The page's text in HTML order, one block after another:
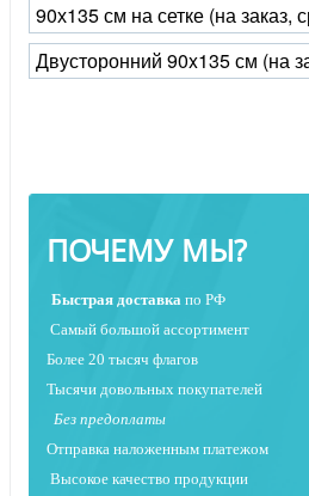
ПОЧЕМУ МЫ?
Быстрая доставка по РФ
Самый большой ассортимент
Более 20 тысяч флагов
Тысячи довольных покупателей
Без предоплаты
Отправка наложенным платежом
Высокое качество продукции